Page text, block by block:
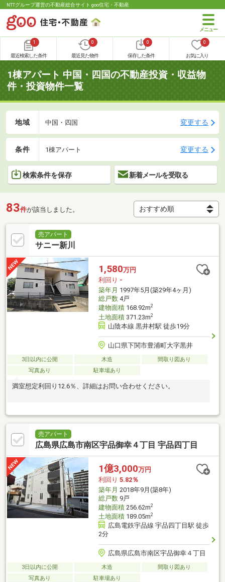
NTTグループ運営の不動産総合サイト goo住宅・不動産
1
最近検索した条件
0
最近見た物件
0
保存した条件
0
お気に入り
1棟アパート 中国・四国の不動産投資・収益物
件・投資物件一覧
地域 中国・四国 変更する
条件 1棟アパート 変更する
検索条件を保存 新着メールを受取る
83件が該当しました。
売アパート
サニー新川
1,580万円
利回り -
築年月 1997年5月(築29年4ヶ月)
総戸数4戸
建物面積168.92m2
土地面積371.23m2
山陰本線 黒井村駅 徒歩19分
山口県下関市豊浦町大字黒井
3日以内に公開 木造
間取り図あり
写真あり
駐車場あり
満室想定利回り12.6％、詳細はお問い合わせください。
売アパート
広島県広島市南区宇品御幸４丁目 宇品四丁目
1億3,000万円
利回り 5.82％
築年月 2018年9月(築8年)
総戸数9戸
建物面積256.62m2
土地面積189.05m2
広島電鉄宇品線 宇品四丁目駅 徒歩
2分
広島県広島市南区宇品御幸４丁目
3日以内に公開 木造
間取り図あり
写真あり
駐車場あり